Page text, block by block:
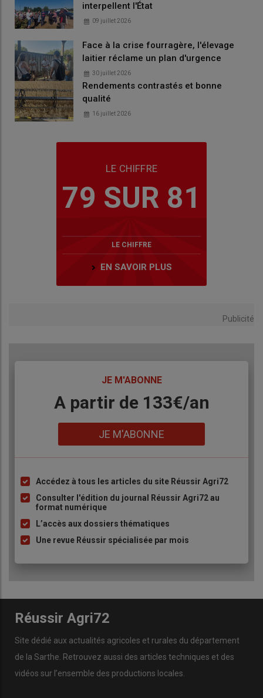
interpellent l'État
09 juillet 2026
Face à la crise fourragère, l'élevage
laitier réclame un plan d'urgence
30 juillet 2026
Rendements contrastés et bonne
qualité
16 juillet 2026
LE CHIFFRE
79 SUR 81
LE CHIFFRE
EN SAVOIR PLUS
Publicité
JE M'ABONNE
BodyA partir de 133€/an
JE M'ABONNE
Liste
à
puce
Accédez à tous les articles du site Réussir Agri72
Consulter l'édition du journal Réussir Agri72 au
format numérique
L’accès aux dossiers thématiques
Une revue Réussir spécialisée par mois
Réussir Agri72
Site dédié aux actualités agricoles et rurales du département
de la Sarthe. Retrouvez aussi des articles techniques et des
vidéos sur l’ensemble des productions locales.